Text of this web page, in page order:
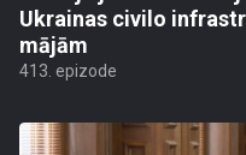
Ukrainas civilo
mājām
413. epizode